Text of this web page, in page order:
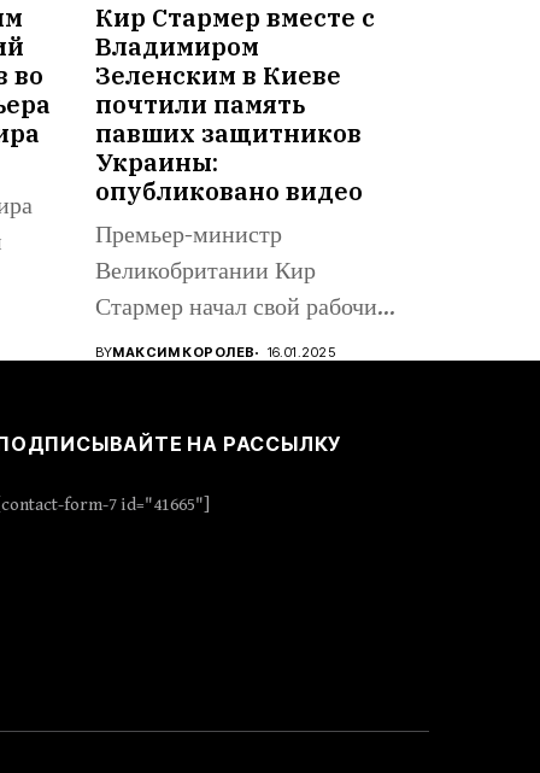
во
Кир Стармер вместе с
Владимиром
Зеленским в Киеве
почтили память
павших защитников
Украины:
опубликовано видео
Премьер-министр
Великобритании Кир
Стармер начал свой рабочий
визит в Киев, вместе с...
BYМАКСИМ КОРОЛЕВ 16.01.2025
НА РАССЫЛКУ
[contact-form-7 id="41665"]